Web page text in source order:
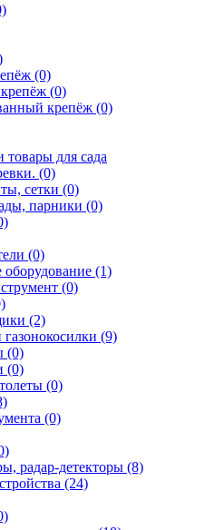
(0)
(0)
крепёж (0)
товары для сада
(0)
сетки (0)
парники (0)
(0)
(1)
(0)
(2)
(9)
(0)
(0)
(0)
(0)
радар-детекторы (8)
(24)